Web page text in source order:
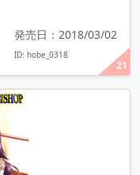
21
発売日：2018/03/02
ID: hobe_0318